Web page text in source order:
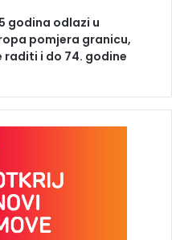
godina odlazi u
pomjera granicu,
raditi i do 74. godine